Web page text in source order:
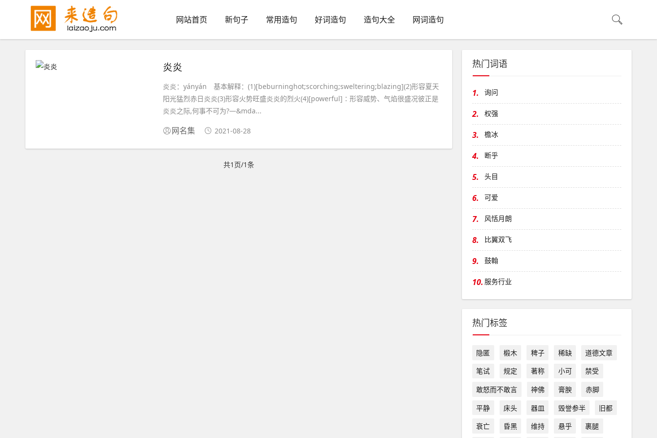
网站首页 新句子 常用造句 好词造句 造句大全 网词造句
炎炎
炎炎：yányán 基本解释：(1)[beburninghot;scorching;sweltering;blazing](2)形容夏天
阳光猛烈赤日炎炎(3)形容火势旺盛炎炎的烈火(4)[powerful]∶形容威势、气焰很盛况彼正是
炎炎之际,何事不可为?—&mda...
网名集 2021-08-28
共1页/1条
热门词语
1. 询问
2. 权强
3. 檐冰
4. 断乎
5. 头目
6. 可爱
7. 风恬月朗
8. 比翼双飞
9. 鼓翰
10. 服务行业
热门标签
隐匿 椴木 稗子 稀缺
道德文章
笔试
规定 著称 小可
禁受
敢怒而不敢言
神佛 膏腴
赤脚
平静
床头 器皿 毁誉参半
旧都
衰亡
昏黑 维持 悬乎 裹腿